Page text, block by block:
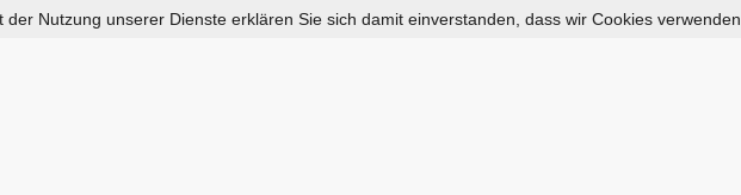
Nutzung unserer Dienste erklären Sie sich damit einverstanden, dass wir Cookies verwenden.